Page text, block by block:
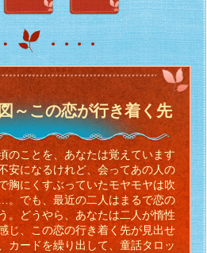
～この恋が行き着く先
のことを、あなたは覚えています
安になるけれど、会ってあの人の
胸にくすぶっていたモヤモヤは吹
でも、最近の二人はまるで恋の
。どうやら、あなたは二人が惰性
じ、この恋の行き着く先が見出せ
カードを繰り出して、童話タロッ